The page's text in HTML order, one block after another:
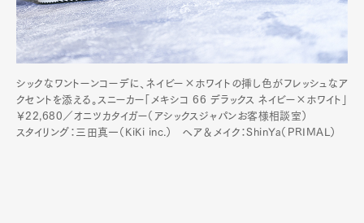
シックなワントーンコーデに、ネイビー×ホワイトの挿し色がフレッシュなア
クセントを添える。スニーカー「メキシコ 66 デラックス ネイビー×ホワイト」
￥22,680／オニツカタイガー（アシックスジャパンお客様相談室）
スタイリング：三田真一（KiKi inc.） ヘア＆メイク：ShinYa（PRIMAL）